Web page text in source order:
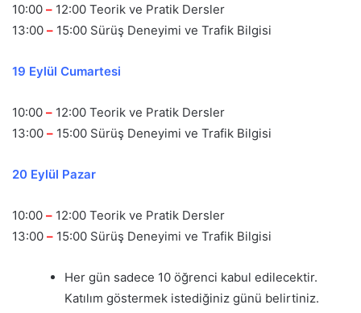
10:00 – 12:00 Teorik ve Pratik Dersler
13:00 – 15:00 Sürüş Deneyimi ve Trafik Bilgisi
19 Eylül Cumartesi
10:00 – 12:00 Teorik ve Pratik Dersler
13:00 – 15:00 Sürüş Deneyimi ve Trafik Bilgisi
20 Eylül Pazar
10:00 – 12:00 Teorik ve Pratik Dersler
13:00 – 15:00 Sürüş Deneyimi ve Trafik Bilgisi
Her gün sadece 10 öğrenci kabul edilecektir.
Katılım göstermek istediğiniz günü belirtiniz.